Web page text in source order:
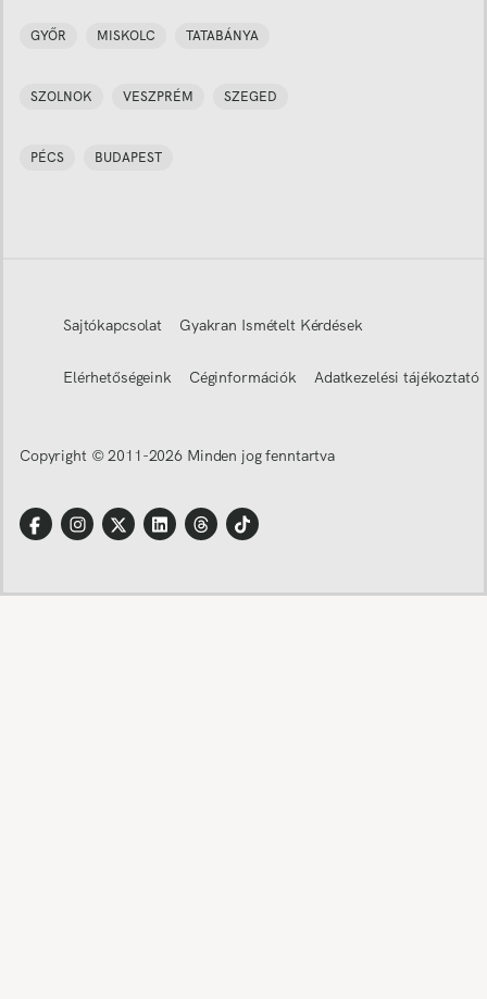
GYŐR MISKOLC TATABÁNYA
SZOLNOK VESZPRÉM SZEGED
PÉCS BUDAPEST
Sajtókapcsolat Gyakran Ismételt Kérdések
Elérhetőségeink Céginformációk Adatkezelési tájékoztató
Copyright © 2011-2026 Minden jog fenntartva